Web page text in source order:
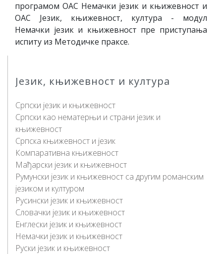
Језик, књижевност и култура
Српски језик и књижевност
Српски као нематерњи и страни језик и
књижевност
Српска књижевност и језик
Компаративна књижевност
Мађарски језик и књижевност
Румунски језик и књижевност са другим романским
језиком и културом
Русински језик и књижевност
Словачки језик и књижевност
Енглески језик и књижевност
Немачки језик и књижевност
Руски језик и књижевност
програмом ОАС Немачки језик и књижевност и
ОАС Језик, књижевност, култура - модул
Немачки језик и књижевност пре приступања
испиту из Методичке праксе.